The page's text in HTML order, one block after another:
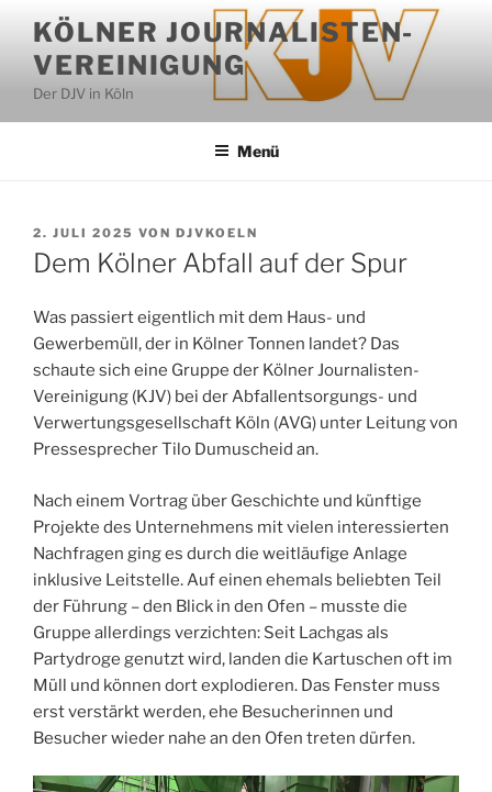
Inhalt
springen
KÖLNER JOURNALISTEN-
VEREINIGUNG
Der DJV in Köln
Menü
VERÖFFENTLICHT
AM
2. JULI 2025 VON DJVKOELN
Dem Kölner Abfall auf der Spur
Was passiert eigentlich mit dem Haus- und
Gewerbemüll, der in Kölner Tonnen landet? Das
schaute sich eine Gruppe der Kölner Journalisten-
Vereinigung (KJV) bei der Abfallentsorgungs- und
Verwertungsgesellschaft Köln (AVG) unter Leitung von
Pressesprecher Tilo Dumuscheid an.
Nach einem Vortrag über Geschichte und künftige
Projekte des Unternehmens mit vielen interessierten
Nachfragen ging es durch die weitläufige Anlage
inklusive Leitstelle. Auf einen ehemals beliebten Teil
der Führung – den Blick in den Ofen – musste die
Gruppe allerdings verzichten: Seit Lachgas als
Partydroge genutzt wird, landen die Kartuschen oft im
Müll und können dort explodieren. Das Fenster muss
erst verstärkt werden, ehe Besucherinnen und
Besucher wieder nahe an den Ofen treten dürfen.